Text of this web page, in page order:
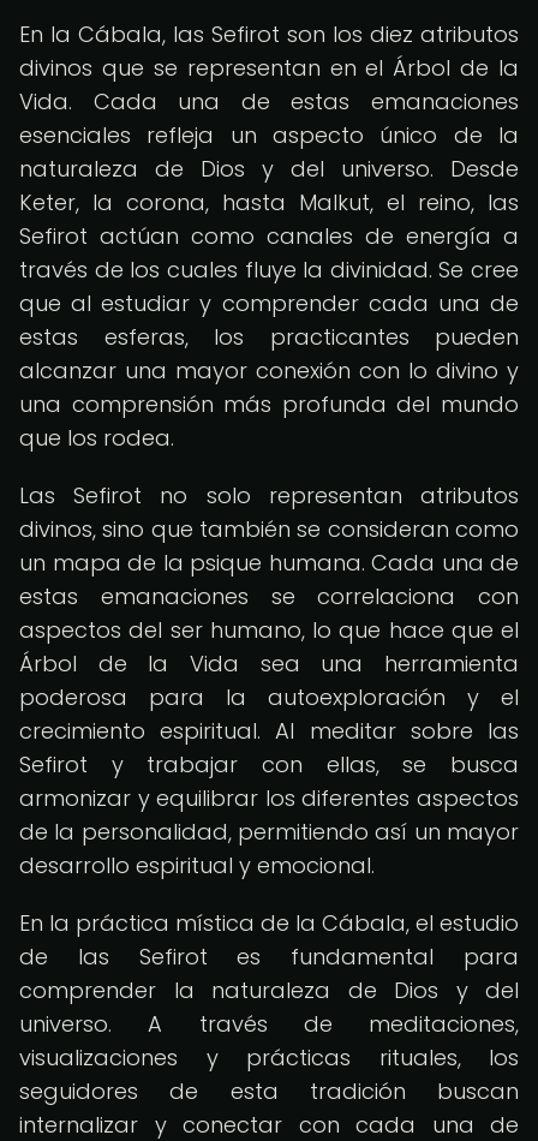
En la Cábala, las Sefirot son los diez atributos
divinos que se representan en el Árbol de la
Vida. Cada una de estas emanaciones
esenciales refleja un aspecto único de la
naturaleza de Dios y del universo. Desde
Keter, la corona, hasta Malkut, el reino, las
Sefirot actúan como canales de energía a
través de los cuales fluye la divinidad. Se cree
que al estudiar y comprender cada una de
estas esferas, los practicantes pueden
alcanzar una mayor conexión con lo divino y
una comprensión más profunda del mundo
que los rodea.
Las Sefirot no solo representan atributos
divinos, sino que también se consideran como
un mapa de la psique humana. Cada una de
estas emanaciones se correlaciona con
aspectos del ser humano, lo que hace que el
Árbol de la Vida sea una herramienta
poderosa para la autoexploración y el
crecimiento espiritual. Al meditar sobre las
Sefirot y trabajar con ellas, se busca
armonizar y equilibrar los diferentes aspectos
de la personalidad, permitiendo así un mayor
desarrollo espiritual y emocional.
En la práctica mística de la Cábala, el estudio
de las Sefirot es fundamental para
comprender la naturaleza de Dios y del
universo. A través de meditaciones,
visualizaciones y prácticas rituales, los
seguidores de esta tradición buscan
internalizar y conectar con cada una de